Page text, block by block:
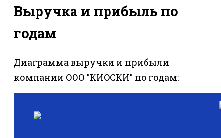
Выручка и прибыль по
годам
Диаграмма выручки и прибыли
компании ООО "КИОСКИ" по годам: